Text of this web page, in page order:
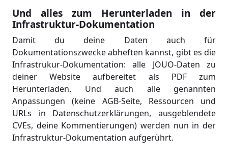
Und alles zum Herunterladen in der
Infrastruktur-Dokumentation
Damit du deine Daten auch für
Dokumentationszwecke abheften kannst, gibt es die
Infrastrukur-Dokumentation: alle JOUO-Daten zu
deiner Website aufbereitet als PDF zum
Herunterladen. Und auch alle genannten
Anpassungen (keine AGB-Seite, Ressourcen und
URLs in Datenschutzerklärungen, ausgeblendete
CVEs, deine Kommentierungen) werden nun in der
Infrastruktur-Dokumentation aufgerührt.